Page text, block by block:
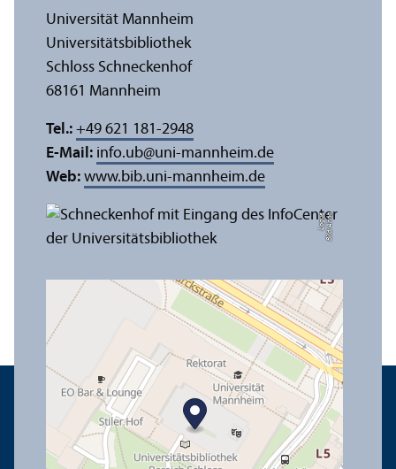
Bil
d:
A
n
n
a
L
o
g
u
e
Universität Mannheim
Universitäts­bibliothek
Schloss Schneckenhof
68161 Mannheim
Tel.: +49 621 181-2948
E-Mail: info.ub@uni-mannheim.de
Web: www.bib.uni-mannheim.de